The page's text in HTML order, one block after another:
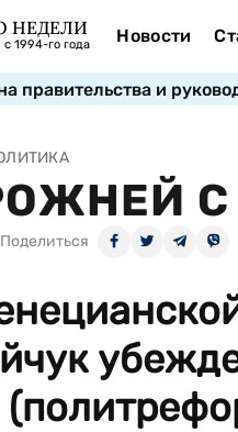
НЕДЕЛИ
1994-го года Новости
правительства и
Поделиться